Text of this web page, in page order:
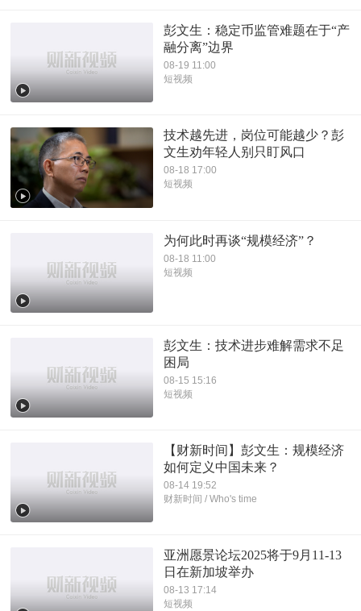
彭文生：稳定币监管难题在于“产
融分离”边界
08-19 11:00
短视频
技术越先进，岗位可能越少？彭
文生劝年轻人别只盯风口
08-18 17:00
短视频
为何此时再谈“规模经济”？
08-18 11:00
短视频
彭文生：技术进步难解需求不足
困局
08-15 15:16
短视频
【财新时间】彭文生：规模经济
如何定义中国未来？
08-14 19:52
财新时间 / Who's time
亚洲愿景论坛2025将于9月11-13
日在新加坡举办
08-13 17:14
短视频